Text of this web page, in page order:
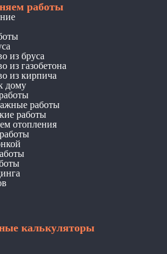
работы
из бруса
из газобетона
из кирпича
дому
работы
работы
отопления
калькуляторы